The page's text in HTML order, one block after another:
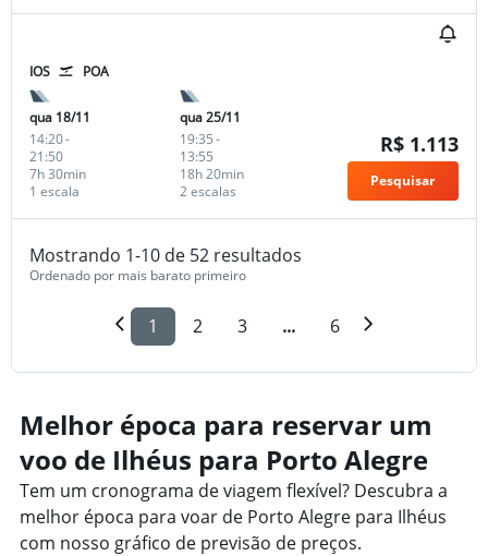
IOS POA
qua 18/11
14:20-
21:50
1 escala
7h 30min
qua 25/11
19:35-
13:55
2 escalas
18h 20min
R$ 1.113
Pesquisar
Mostrando 1-10 de 52 resultados
Ordenado por mais barato primeiro
1 2 3 ... 6
Melhor época para reservar um
voo de Ilhéus para Porto Alegre
Tem um cronograma de viagem flexível? Descubra a
melhor época para voar de Porto Alegre para Ilhéus
com nosso gráfico de previsão de preços.